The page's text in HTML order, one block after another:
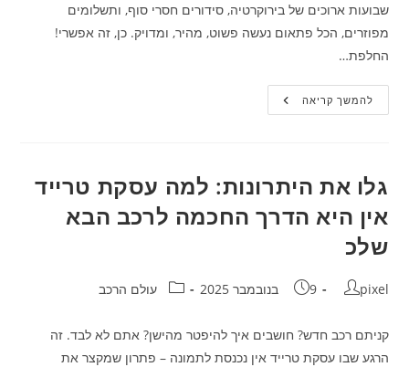
שבועות ארוכים של בירוקרטיה, סידורים חסרי סוף, ותשלומים
מפוזרים, הכל פתאום נעשה פשוט, מהיר, ומדויק. כן, זה אפשרי!
החלפת…
להמשך קריאהחיסכון
מטורף
במסגרת
אין
–
זה
נכון?
גלו את היתרונות: למה עסקת טרייד
אין היא הדרך החכמה לרכב הבא
שלכ
מחבר:
pixel פורסם:
9 בנובמבר 2025 קטגוריה:עולם הרכב
קניתם רכב חדש? חושבים איך להיפטר מהישן? אתם לא לבד. זה
הרגע שבו עסקת טרייד אין נכנסת לתמונה – פתרון שמקצר את